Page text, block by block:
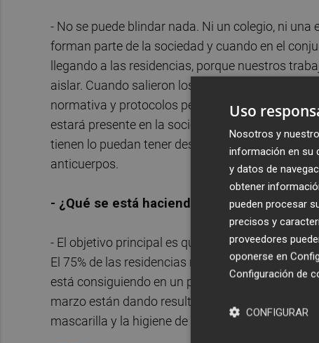
- No se puede blindar nada. Ni un colegio, ni
forman parte de la sociedad y cuando en el
llegando a las residencias, porque nuestros
aislar. Cuando salieron los espacios
normativa y protocolos pero no puedes
estará presente en la sociedad y en las
tienen lo puedan tener después, y que
anticuerpos.
- ¿Qué se está haciendo mejor en esta
- El objetivo principal es que el virus no entre en
El 75% de las residencias no tienen ningún caso
está consiguiendo en un porcentaje muy
marzo están dando resultado. El acceso al
mascarilla y la higiene de manos han sido los
Uso
Nosotros y
información en su
y datos de
obtener
pueden procesar
precisos y
proveedores
oponerse en
Configuración de
CONFIGURAR